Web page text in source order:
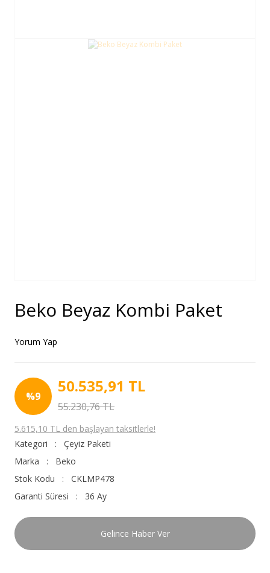
Beko Beyaz Kombi Paket
Yorum Yap
%9
50.535,91 TL
55.230,76 TL
5.615,10 TL den başlayan taksitlerle!
Kategori
Çeyiz Paketi
Marka
Beko
Stok Kodu
CKLMP478
Garanti Süresi
36 Ay
Gelince Haber Ver